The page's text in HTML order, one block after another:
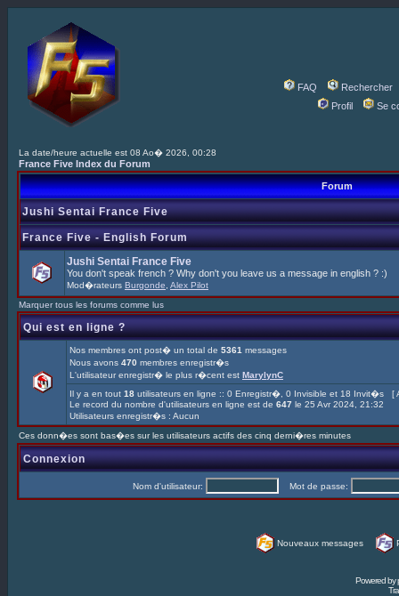
FAQ
Rechercher
Profil
Se
La date/heure actuelle est 08 Ao� 2026, 00:28
France Five Index du Forum
Forum
Jushi Sentai France Five
France Five - English Forum
Jushi Sentai France Five
You don't speak french ? Why don't you leave us a message in english ? :)
Mod�rateurs Burgonde Alex Pilot
Marquer tous les forums comme lus
Qui est en ligne ?
Nos membres ont post� un total de 5361 messages
Nous avons 470 membres enregistr�s
L'utilisateur enregistr� le plus r�cent est MarylynC
Il y a en tout 18 utilisateurs en ligne :: 0 Enregistr�, 0 Invisible et 18 Invit�s [
Le record du nombre d'utilisateurs en ligne est de 647 le 25 Avr 2024, 21:32
Utilisateurs enregistr�s : Aucun
Ces donn�es sont bas�es sur les utilisateurs actifs des cinq derni�res minutes
Connexion
Nom d'utilisateur: Mot de passe:
Nouveaux messages
Powered by